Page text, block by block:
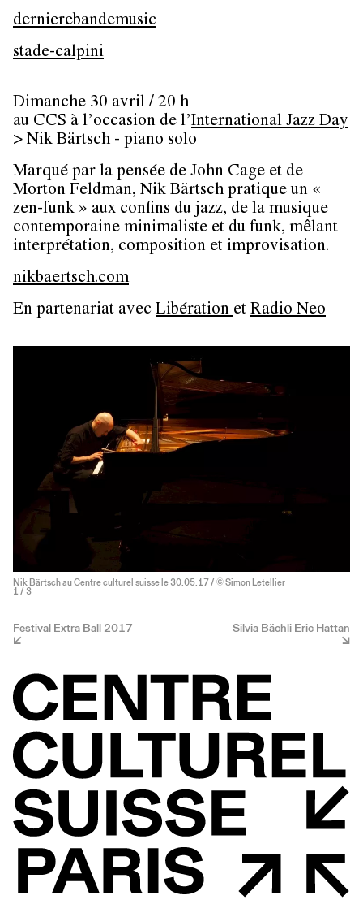
dernierebandemusic
stade-calpini
Dimanche 30 avril / 20 h
au CCS à l’occasion de l’International Jazz Day
> Nik Bärtsch - piano solo
Marqué par la pensée de John Cage et de
Morton Feldman, Nik Bärtsch pratique un «
zen-funk » aux confins du jazz, de la musique
contemporaine minimaliste et du funk, mêlant
interprétation, composition et improvisation.
nikbaertsch.com
En partenariat avec Libérationet Radio Neo
Nik Bärtsch au Centre culturel suisse le 30.05.17 / © Simon Letellier
1 / 3
Festival Extra Ball 2017 Silvia Bächli Eric Hattan